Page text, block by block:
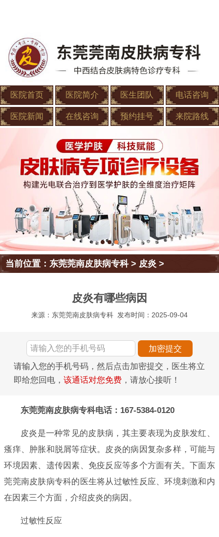
医院首页 医院简介 医生团队 电话咨询
医院新闻 在线咨询 预约挂号 来院路线
当前位置：东莞莞南皮肤病专科> 皮炎 >
皮炎有哪些病因
来源：东莞莞南皮肤病专科 发布时间：2025-09-04
请输入您的手机号码，然后点击加密提交，医生将立
即给您回电， 该通话对您免费 ，请放心接听！
东莞莞南皮肤病专科电话：167-5384-0120
皮炎是一种常见的皮肤病，其主要表现为皮肤发红、
瘙痒、肿胀和脱屑等症状。皮炎的病因复杂多样，可能与
环境因素、遗传因素、免疫反应等多个方面有关。下面东
莞莞南皮肤病专科的医生将从过敏性反应、环境刺激和内
在因素三个方面，介绍皮炎的病因。
过敏性反应